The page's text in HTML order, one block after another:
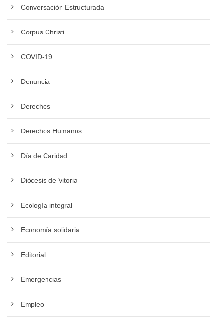
Conversación Estructurada
Corpus Christi
COVID-19
Denuncia
Derechos
Derechos Humanos
Día de Caridad
Diócesis de Vitoria
Ecología integral
Economía solidaria
Editorial
Emergencias
Empleo